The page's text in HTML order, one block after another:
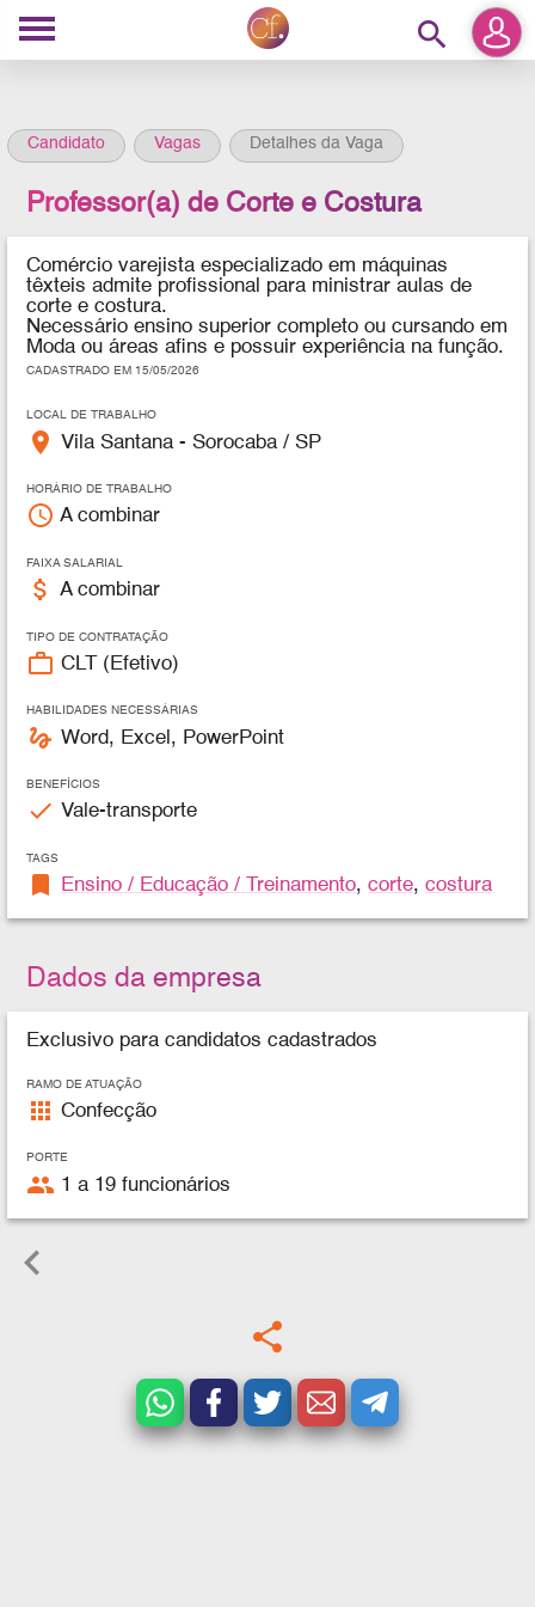
search
Candidato Vagas Detalhes da Vaga
Professor(a) de Corte e Costura
Comércio varejista especializado em máquinas
têxteis admite profissional para ministrar aulas de
corte e costura.
Necessário ensino superior completo ou cursando em
Moda ou áreas afins e possuir experiência na função.
CADASTRADO EM 15/05/2026
LOCAL DE TRABALHO
place Vila Santana - Sorocaba / SP
HORÁRIO DE TRABALHO
access_time A combinar
FAIXA SALARIAL
attach_money A combinar
TIPO DE CONTRATAÇÃO
work_outline CLT (Efetivo)
HABILIDADES NECESSÁRIAS
gesture Word, Excel, PowerPoint
BENEFÍCIOS
check Vale-transporte
TAGS
bookmark Ensino / Educação / Treinamento,corte,costura
Dados da empresa
Exclusivo para candidatos cadastrados
RAMO DE ATUAÇÃO
apps Confecção
PORTE
people 1 a 19 funcionários
keyboard_arrow_left
share